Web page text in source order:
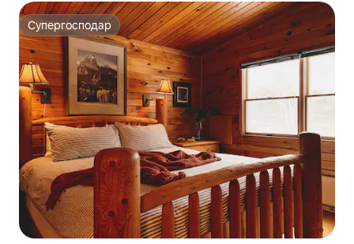
Супергосподар
Супергосподар